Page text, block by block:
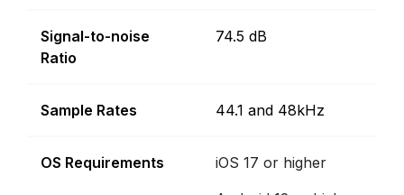
Signal-to-noise
Ratio
74.5 dB
Sample Rates 44.1 and 48kHz
OS Requirements
iOS 17 or higher